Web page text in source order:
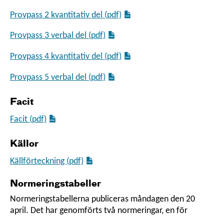
Provpass 2 kvantitativ del (pdf)
Provpass 3 verbal del (pdf)
Provpass 4 kvantitativ del (pdf)
Provpass 5 verbal del (pdf)
Facit
Facit (pdf)
Källor
Källförteckning (pdf)
Normeringstabeller
Normeringstabellerna publiceras måndagen den 20
april. Det har genomförts två normeringar, en för